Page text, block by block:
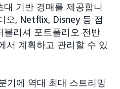
기반 경매를 제공합니
오, Netflix, Disney 등 점
블리셔 포트폴리오 전반
서 계획하고 관리할 수 있
기에 역대 최대 스트리밍